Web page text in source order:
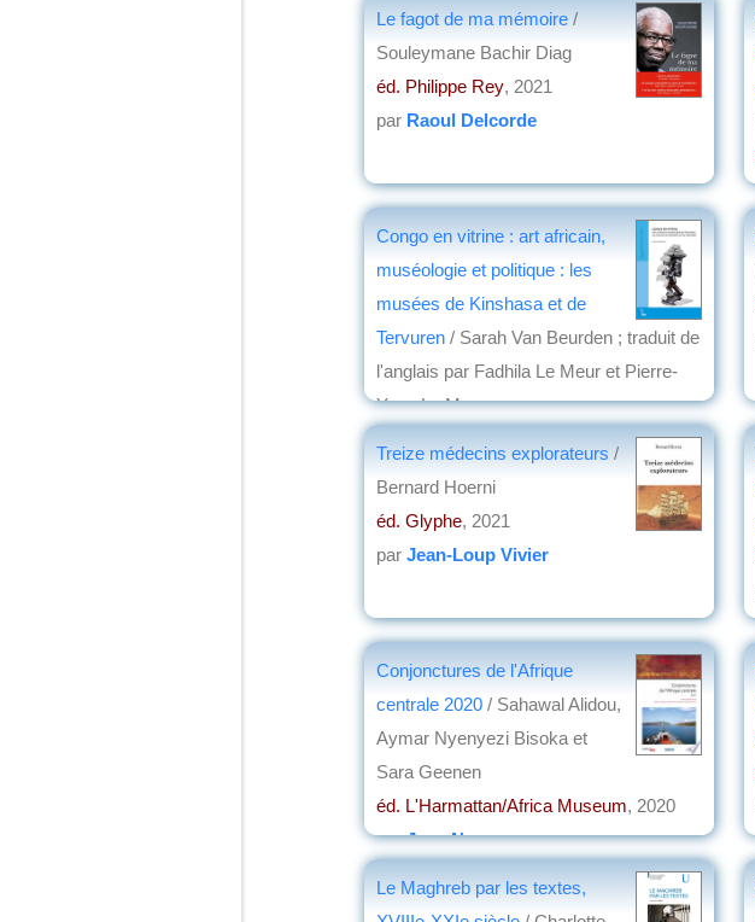
Le fagot de ma mémoire /
Souleymane Bachir Diag
éd. Philippe Rey, 2021
par Raoul Delcorde
Congo en vitrine : art africain,
muséologie et politique : les
musées de Kinshasa et de
Tervuren / Sarah Van Beurden ; traduit de
l'anglais par Fadhila Le Meur et Pierre-
Yves Le Meur
Treize médecins explorateurs /
Bernard Hoerni
éd. Glyphe, 2021
par Jean-Loup Vivier
Conjonctures de l'Afrique
centrale 2020 / Sahawal Alidou,
Aymar Nyenyezi Bisoka et
Sara Geenen
éd. L'Harmattan/Africa Museum, 2020
parJean Nemo
Le Maghreb par les textes,